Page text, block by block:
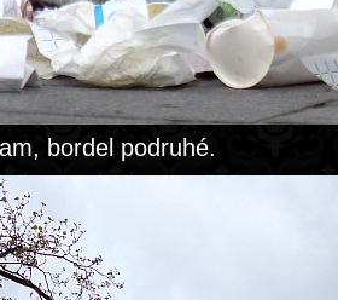
bordel podruhé.